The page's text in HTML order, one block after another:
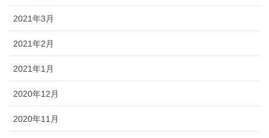
2021年3月
2021年2月
2021年1月
2020年12月
2020年11月